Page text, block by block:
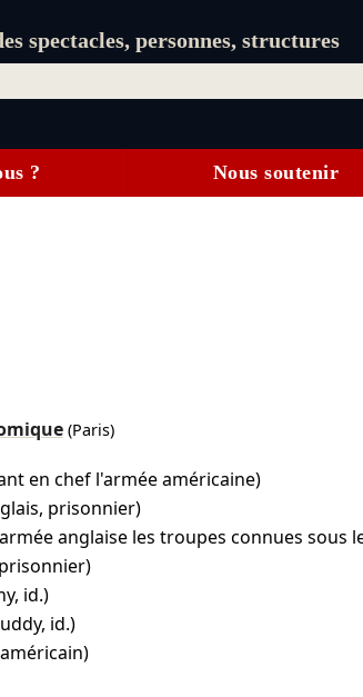
spectacles, personnes, structures
? Nous soutenir
(Paris)
en chef l'armée américaine)
prisonnier)
anglaise les troupes connues sous
id.)
id.)